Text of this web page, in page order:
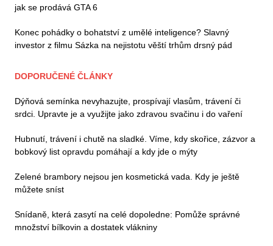
jak se prodává GTA 6
Konec pohádky o bohatství z umělé inteligence? Slavný
investor z filmu Sázka na nejistotu věští trhům drsný pád
DOPORUČENÉ ČLÁNKY
Dýňová semínka nevyhazujte, prospívají vlasům, trávení či
srdci. Upravte je a využijte jako zdravou svačinu i do vaření
Hubnutí, trávení i chutě na sladké. Víme, kdy skořice, zázvor a
bobkový list opravdu pomáhají a kdy jde o mýty
Zelené brambory nejsou jen kosmetická vada. Kdy je ještě
můžete sníst
Snídaně, která zasytí na celé dopoledne: Pomůže správné
množství bílkovin a dostatek vlákniny